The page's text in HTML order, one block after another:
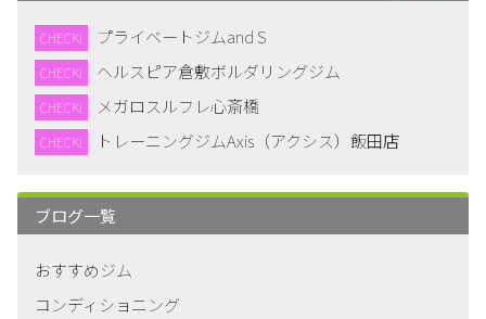
CHECK! プライベートジムand S
CHECK! ヘルスピア倉敷ボルダリングジム
CHECK! メガロスルフレ心斎橋
CHECK! トレーニングジムAxis（アクシス）飯田店
ブログ一覧
おすすめジム
コンディショニング